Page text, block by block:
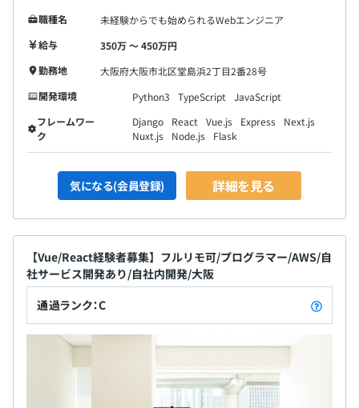
サイズ等も相談の上、できる限りご希望に沿った構成でご
用意します。
プロジェクトごとに選択、オブジェクト指向、ウォーター
フォール、アジャイル
Docker、AWS CloudFormation、Amazon CloudWatch
Elasticsearch、Apache Hadoop、Apache Spark、
Amazon Athena、pandas、scikit-learn、NumPy
職種名
未経験からでも始められるWebエンジニア
給与
350万 〜 450万円
勤務地
大阪府大阪市北区堂島浜2丁目2番28号
開発環境
Python3 TypeScript
JavaScript
フレームワー
ク
Django React Vue.js Express
Next.js
Nuxt.js
Node.js Flask
気になる(会員登録) 詳細を見る
【Vue/React経験者募集】フルリモ可/プログラマー/AWS/自
社サービス開発あり/自社内開発/大阪
通過ランク：C